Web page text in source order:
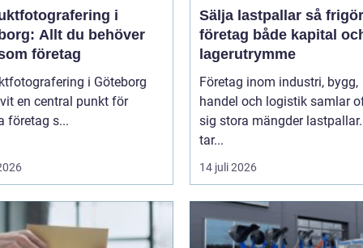
i
Allt du behöver
företag
i Göteborg
en central punkt för
företag s...
Sälja lastpallar så frigör
företag både kapital
lagerutrymme
Företag inom industri, bygg,
handel och logistik samlar
sig stora mängder
tar...
14 juli 2026